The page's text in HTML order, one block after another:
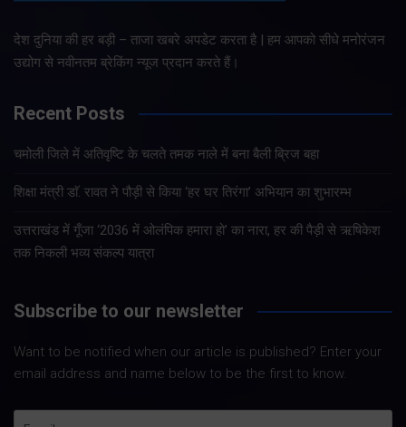
देश दुनिया की हर बड़ी – ताजा खबरे अपडेट करता है | हम आपको सीधे मनोरंजन
उद्योग से नवीनतम ब्रेकिंग न्यूज प्रदान करते हैं।
Recent Posts
चमोली जिले में अतिवृष्टि के चलते तमक नाले में बना बैली ब्रिज बहा
शिक्षा मंत्री डाॅ. रावत ने पौड़ी से किया ‘हर घर तिरंगा’ अभियान का शुभारम्भ
उत्तराखंड में गूँजा ‘2036 में ओलंपिक हमारा हो’ का नारा, हर की पैड़ी से ऋषिकेश
तक निकली भव्य संकल्प यात्रा
Subscribe to our newsletter
Want to be notified when our article is published? Enter your
email address and name below to be the first to know.